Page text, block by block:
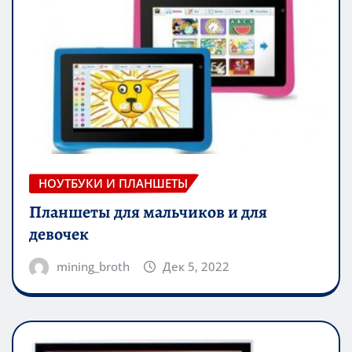
НОУТБУКИ И ПЛАНШЕТЫ
Планшеты для мальчиков и для
девочек
mining_broth Дек 5, 2022